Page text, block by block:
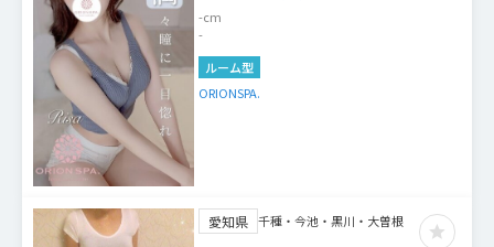
-cm
-
ルーム型
ORIONSPA.
愛知県 千種・今池・黒川・大曽根